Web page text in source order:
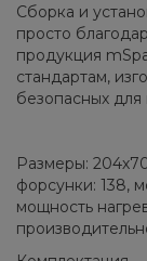
Сборка и
просто
продукция
стандартам,
безопасных
Размеры:
форсунки: 138,
мощность